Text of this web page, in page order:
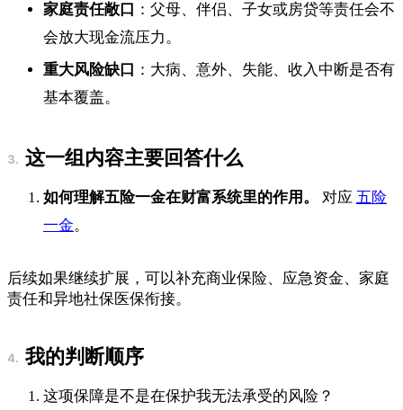
家庭责任敞口 ：父母、伴侣、子女或房贷等责任会不
会放大现金流压力。
重大风险缺口 ：大病、意外、失能、收入中断是否有
基本覆盖。
这一组内容主要回答什么
如何理解五险一金在财富系统里的作用。 对应 五险
一金。
后续如果继续扩展，可以补充商业保险、应急资金、家庭
责任和异地社保医保衔接。
我的判断顺序
这项保障是不是在保护我无法承受的风险？